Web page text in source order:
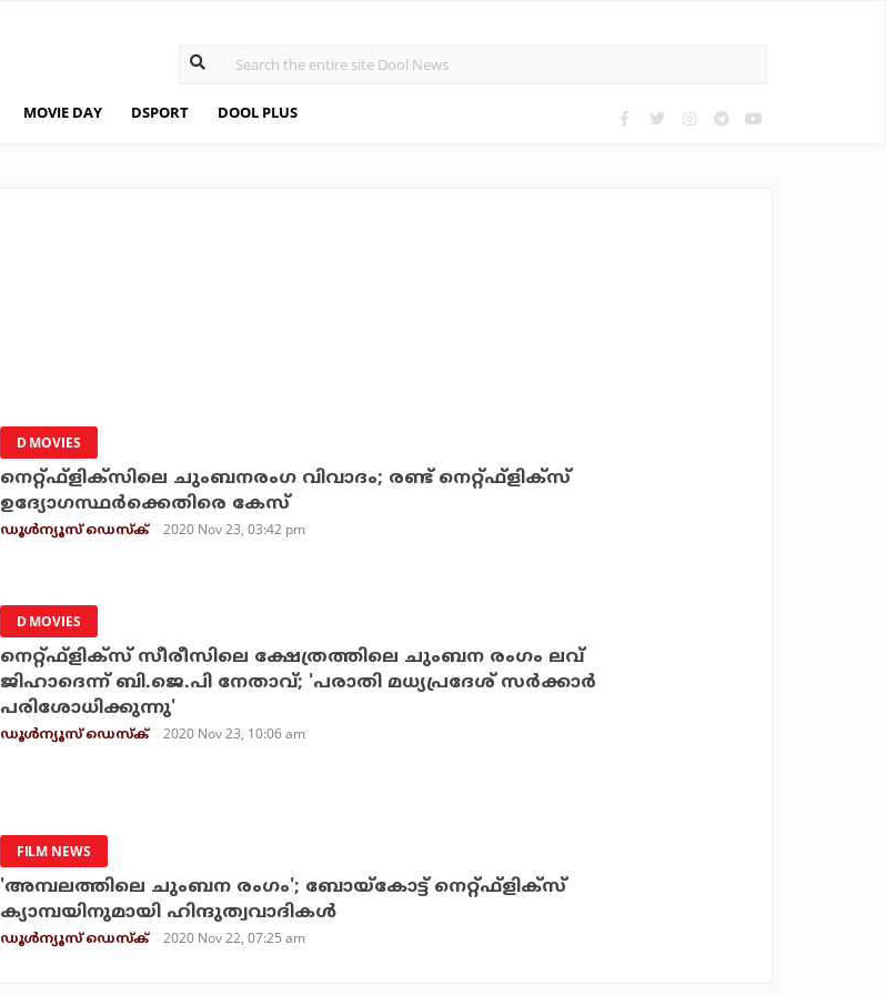
MOVIE DAY DSPORT DOOL PLUS
D MOVIES
നെറ്റ്ഫ്‌ളിക്‌സിലെ ചുംബനരംഗ വിവാദം; രണ്ട് നെറ്റ്ഫ്‌ളിക്‌സ്
ഉദ്യോഗസ്ഥര്‍ക്കെതിരെ കേസ്
ഡൂള്‍ന്യൂസ് ഡെസ്‌ക് 2020 Nov 23, 03:42 pm
D MOVIES
നെറ്റ്ഫ്‌ളിക്‌സ് സീരീസിലെ ക്ഷേത്രത്തിലെ ചുംബന രംഗം ലവ്
ജിഹാദെന്ന് ബി.ജെ.പി നേതാവ്; 'പരാതി മധ്യപ്രദേശ് സര്‍ക്കാര്‍
പരിശോധിക്കുന്നു'
ഡൂള്‍ന്യൂസ് ഡെസ്‌ക് 2020 Nov 23, 10:06 am
FILM NEWS
'അമ്പലത്തിലെ ചുംബന രംഗം'; ബോയ്‌കോട്ട് നെറ്റ്ഫ്‌ളിക്‌സ്
ക്യാമ്പയിനുമായി ഹിന്ദുത്വവാദികള്‍
ഡൂള്‍ന്യൂസ് ഡെസ്‌ക് 2020 Nov 22, 07:25 am